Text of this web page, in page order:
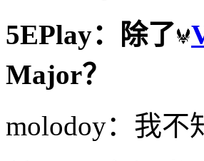
5EPlay：除了
Major？
molodoy：我不